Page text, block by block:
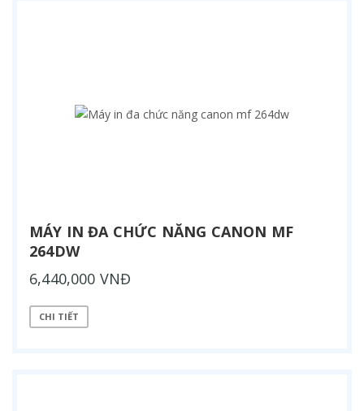
MÁY IN ĐA CHỨC NĂNG CANON MF
264DW
6,440,000 VNĐ
CHI TIẾT